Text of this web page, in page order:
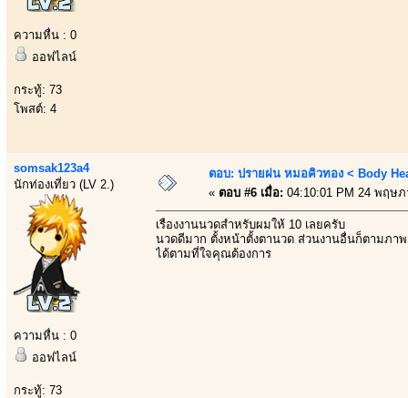
ความหื่น : 0
ออฟไลน์
กระทู้: 73
โพสต์: 4
somsak123a4
นักท่องเที่ยว (LV 2.)
ความหื่น : 0
ออฟไลน์
กระทู้: 73
ตอบ: ปรายฝน หมอคิวทอง < Body
« ตอบ #6 เมื่อ: 04:10:01 PM 24 พฤษ
เรื่องงานนวดสำหรับผมให้ 10 เลยครับ
นวดดีมาก ตั้งหน้าตั้งตานวด ส่วนงานอื่นก็ตามภาพ
ได้ตามที่ใจคุณต้องการ